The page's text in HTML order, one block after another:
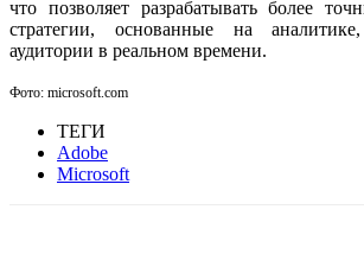
что позволяет разрабатывать более
стратегии, основанные на
аудитории в реальном времени.
Фото: microsoft.com
ТЕГИ
Adobe
Microsoft